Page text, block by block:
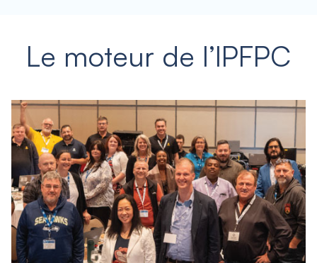
Le moteur de l’IPFPC